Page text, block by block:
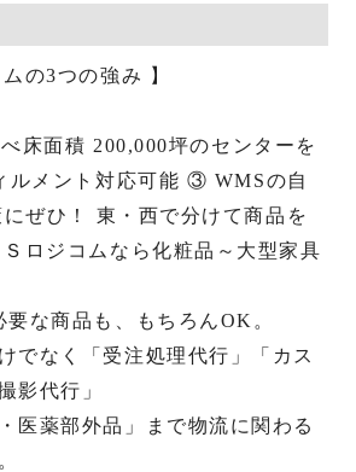
の3つの強み 】
床面積 200,000坪のセンターを
メント対応可能 ③ WMSの自
ぜひ！ 東・西で分けて商品を
ロジコムなら化粧品～大型家具
要な商品も、もちろんOK。
でなく「受注処理代行」「カス
影代行」
医薬部外品」まで物流に関わる